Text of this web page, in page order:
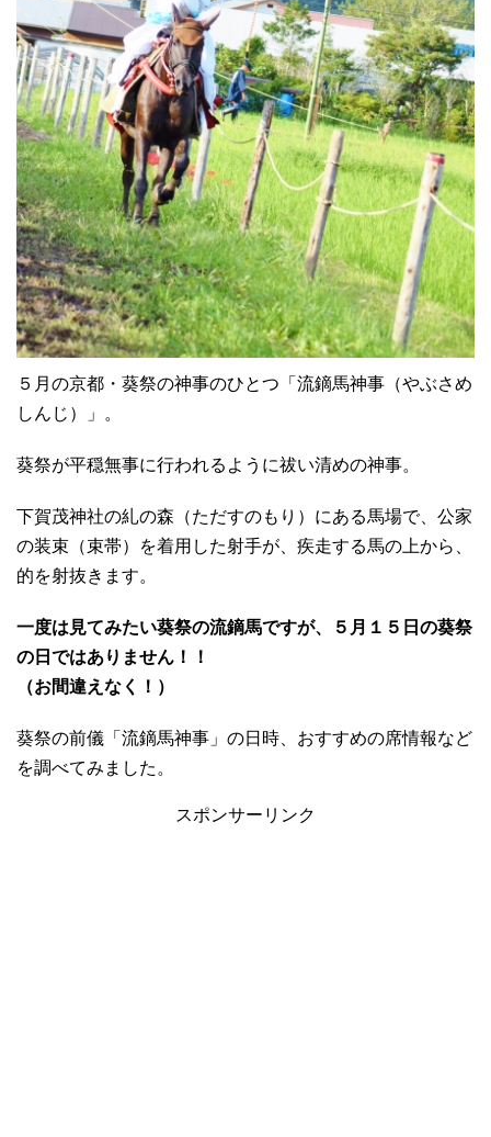
５月の京都・葵祭の神事のひとつ「流鏑馬神事（やぶさめ
しんじ）」。
葵祭が平穏無事に行われるように祓い清めの神事。
下賀茂神社の糺の森（ただすのもり）にある馬場で、公家
の装束（束帯）を着用した射手が、疾走する馬の上から、
的を射抜きます。
一度は見てみたい葵祭の流鏑馬ですが、５月１５日の葵祭
の日ではありません！！
（お間違えなく！）
葵祭の前儀「流鏑馬神事」の日時、おすすめの席情報など
を調べてみました。
スポンサーリンク